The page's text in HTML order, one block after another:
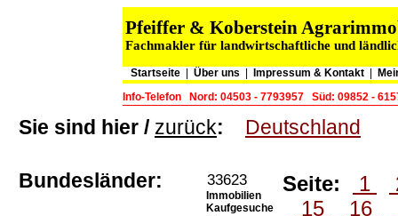
Pfeiffer & Koberstein
Fachmakler für landwirtschaftliche und
Startseite Über uns Impressum & Kontakt
Info-Telefon
Nord: 04503 - 7793957 Süd: 09852 -
Sie sind hier / zurück: Deutschland
Bundesländer: 33623
Immobilien
Kaufgesuche
Seite: 1
15
16